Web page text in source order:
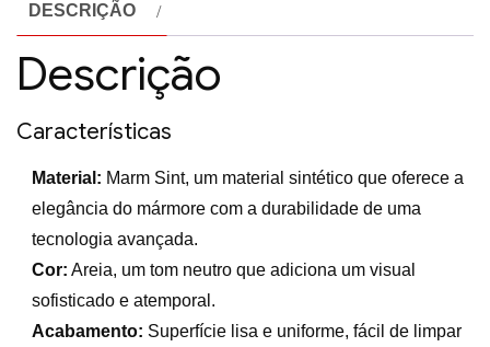
DESCRIÇÃO
Descrição
Características
Material: Marm Sint, um material sintético que oferece a
elegância do mármore com a durabilidade de uma
tecnologia avançada.
Cor: Areia, um tom neutro que adiciona um visual
sofisticado e atemporal.
Acabamento: Superfície lisa e uniforme, fácil de limpar